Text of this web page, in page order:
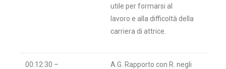
utile per formarsi al
lavoro e alla difficoltà della
carriera di attrice.
00:12:30 –
A.G. Rapporto con R. negli